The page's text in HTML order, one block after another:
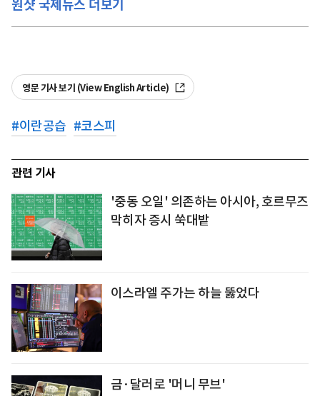
영문 기사 보기 (View English Article)
#이란공습 #코스피
관련 기사
'중동 오일' 의존하는 아시아, 호르무즈
막히자 증시 쑥대밭
이스라엘 주가는 하늘 뚫었다
금·달러로 '머니 무브'